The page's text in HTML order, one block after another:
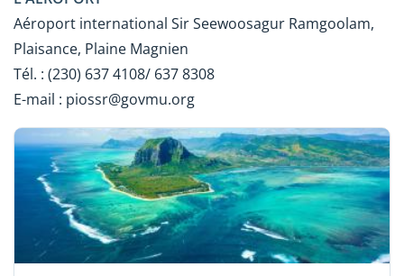
Aéroport international Sir Seewoosagur Ramgoolam,
Plaisance, Plaine Magnien
Tél. : (230) 637 4108/ 637 8308
E-mail : piossr@govmu.org